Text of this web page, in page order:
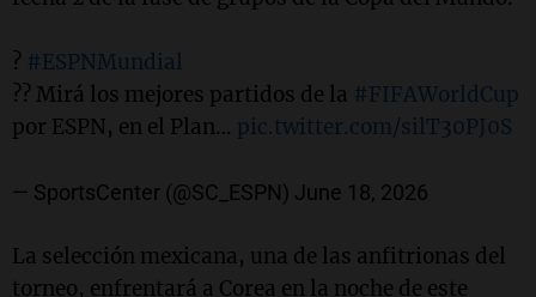
? #ESPNMundial
?? Mirá los mejores partidos de la #FIFAWorldCup
por ESPN, en el Plan… pic.twitter.com/silT30PJ0S
— SportsCenter (@SC_ESPN) June 18, 2026
La selección mexicana, una de las anfitrionas del
torneo, enfrentará a Corea en la noche de este